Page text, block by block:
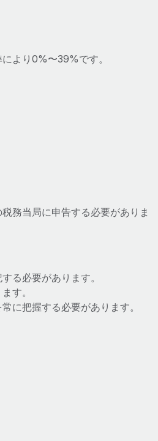
より0%〜39%です。
務当局に申告する必要がありま
る必要があります。
す。
に把握する必要があります。